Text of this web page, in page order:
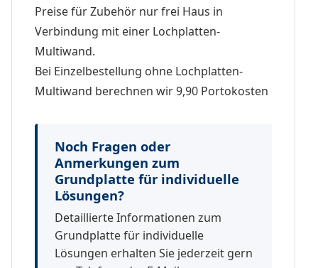
Preise für Zubehör nur frei Haus in
Verbindung mit einer Lochplatten-
Multiwand.
Bei Einzelbestellung ohne Lochplatten-
Multiwand berechnen wir 9,90 Portokosten
Noch Fragen oder
Anmerkungen zum
Grundplatte für individuelle
Lösungen?
Detaillierte Informationen zum
Grundplatte für individuelle
Lösungen erhalten Sie jederzeit gern